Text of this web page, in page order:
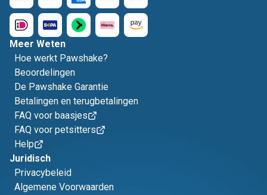
Meer Weten
Hoe werkt Pawshake?
Beoordelingen
De Pawshake Garantie
Betalingen en terugbetalingen
FAQ voor baasjes
FAQ voor petsitters
Help
Juridisch
Privacybeleid
Algemene Voorwaarden